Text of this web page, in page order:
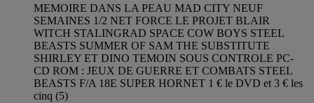
MEMOIRE DANS LA PEAU MAD CITY NEUF
SEMAINES 1/2 NET FORCE LE PROJET BLAIR
WITCH STALINGRAD SPACE COW BOYS STEEL
BEASTS SUMMER OF SAM THE SUBSTITUTE
SHIRLEY ET DINO TEMOIN SOUS CONTROLE PC-
CD ROM : JEUX DE GUERRE ET COMBATS STEEL
BEASTS F/A 18E SUPER HORNET 1 € le DVD et 3 € les
cinq (5)